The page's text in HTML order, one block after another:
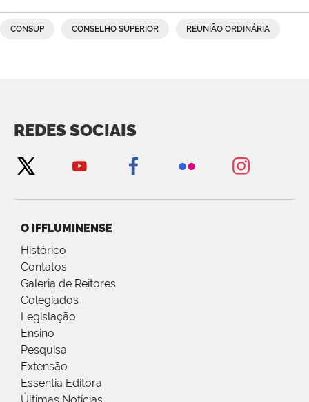
CONSUP CONSELHO SUPERIOR REUNIÃO ORDINÁRIA
REDES SOCIAIS
O IFFLUMINENSE
Histórico
Contatos
Galeria de Reitores
Colegiados
Legislação
Ensino
Pesquisa
Extensão
Essentia Editora